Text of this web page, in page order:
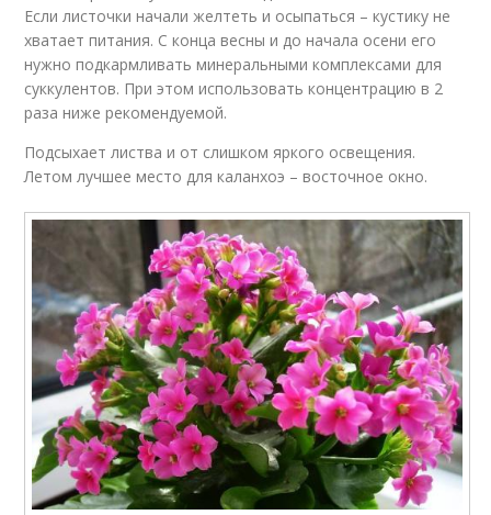
Если листочки начали желтеть и осыпаться – кустику не
хватает питания. С конца весны и до начала осени его
нужно подкармливать минеральными комплексами для
суккулентов. При этом использовать концентрацию в 2
раза ниже рекомендуемой.
Подсыхает листва и от слишком яркого освещения.
Летом лучшее место для каланхоэ – восточное окно.